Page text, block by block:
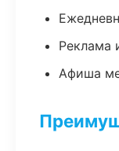
Реклама
Афиша